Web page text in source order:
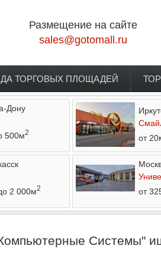
Размещение на сайте
sales@gotomall.ru
ТОРГОВЫХ ПЛОЩАДЕЙ
Дону
500м2
от
2 000м2
от
Системы"